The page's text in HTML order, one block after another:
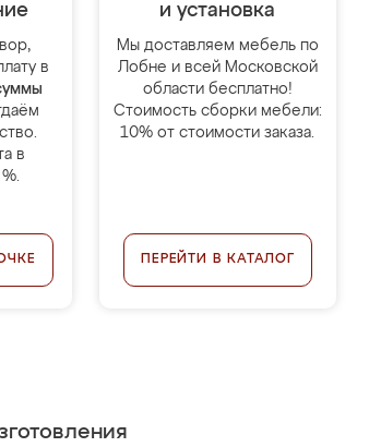
в
в
и установка
Мы доставляем мебель по
Лобне и всей Московской
области бесплатно!
Стоимость сборки мебели:
10% от стоимости заказа.
ПЕРЕЙТИ В КАТАЛОГ